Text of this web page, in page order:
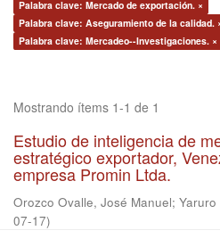
Palabra clave: Mercado de exportación. ×
Palabra clave: Aseguramiento de la calidad.
Palabra clave: Mercadeo--Investigaciones. ×
Mostrando ítems 1-1 de 1
Estudio de inteligencia de
estratégico exportador,
empresa Promin Ltda.
Orozco Ovalle, José Manuel;
07-17)